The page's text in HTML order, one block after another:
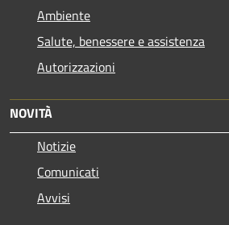
Ambiente
Salute, benessere e assistenza
Autorizzazioni
NOVITÀ
Notizie
Comunicati
Avvisi